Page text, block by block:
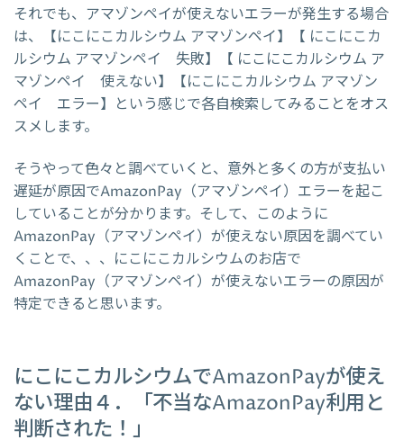
それでも、アマゾンペイが使えないエラーが発生する場合
は、【にこにこカルシウム アマゾンペイ】【 にこにこカ
ルシウム アマゾンペイ 失敗】【 にこにこカルシウム ア
マゾンペイ 使えない】【にこにこカルシウム アマゾン
ペイ エラー】という感じで各自検索してみることをオス
スメします。
そうやって色々と調べていくと、意外と多くの方が支払い
遅延が原因でAmazonPay（アマゾンペイ）エラーを起こ
していることが分かります。そして、このように
AmazonPay（アマゾンペイ）が使えない原因を調べてい
くことで、、、にこにこカルシウムのお店で
AmazonPay（アマゾンペイ）が使えないエラーの原因が
特定できると思います。
にこにこカルシウムでAmazonPayが使え
ない理由４．「不当なAmazonPay利用と
判断された！」